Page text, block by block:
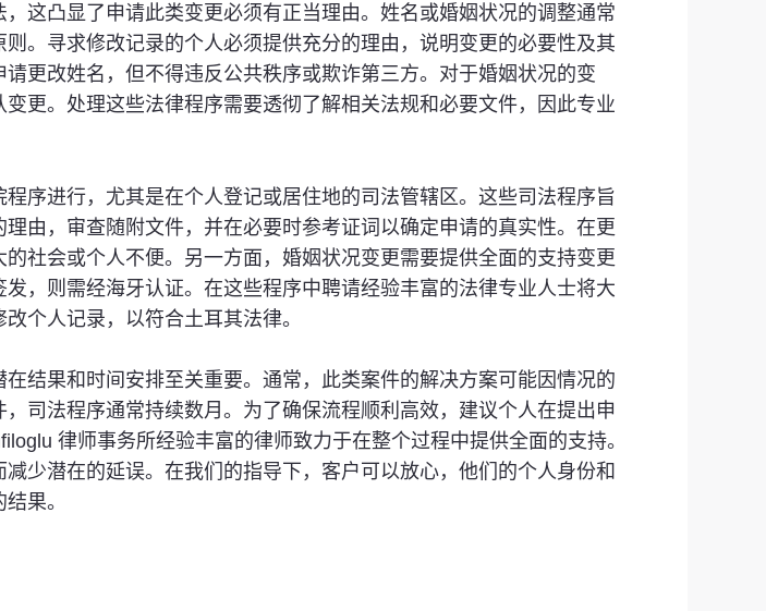
这凸显了申请此类变更必须有正当理由。姓名或婚姻状况的调整通常
。寻求修改记录的个人必须提供充分的理由，说明变更的必要性及其
更改姓名，但不得违反公共秩序或欺诈第三方。对于婚姻状况的变
更。处理这些法律程序需要透彻了解相关法规和必要文件，因此专业
序进行，尤其是在个人登记或居住地的司法管辖区。这些司法程序旨
由，审查随附文件，并在必要时参考证词以确定申请的真实性。在更
社会或个人不便。另一方面，婚姻状况变更需要提供全面的支持变更
，则需经海牙认证。在这些程序中聘请经验丰富的法律专业人士将大
个人记录，以符合土耳其法律。
结果和时间安排至关重要。通常，此类案件的解决方案可能因情况的
司法程序通常持续数月。为了确保流程顺利高效，建议个人在提出申
律师事务所经验丰富的律师致力于在整个过程中提供全面的支持。
少潜在的延误。在我们的指导下，客户可以放心，他们的个人身份和
果。